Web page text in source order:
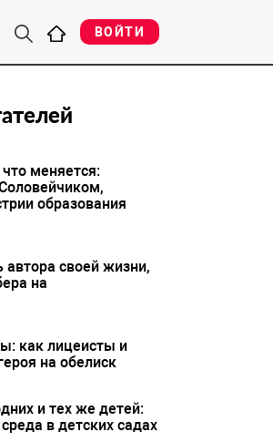
ВОЙТИ
меняется:
образования
автора своей жизни,
на
как лицеисты и
на обелиск
и тех же детей:
в детских садах